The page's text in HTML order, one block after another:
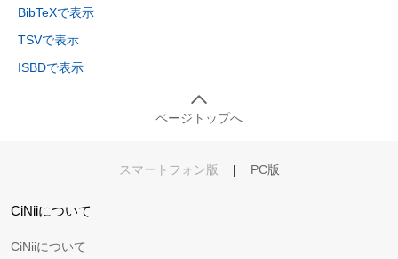
BibTeXで表示
TSVで表示
ISBDで表示
ページトップへ
スマートフォン版 | PC版
CiNiiについて
CiNiiについて